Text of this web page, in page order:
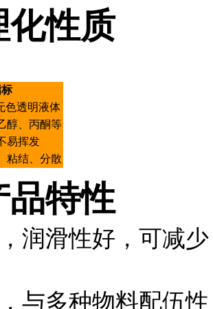
性质
色透明液体
醇、丙酮等
易挥发
粘结、分散
特性
润滑性好，可减少
与多种物料配伍性